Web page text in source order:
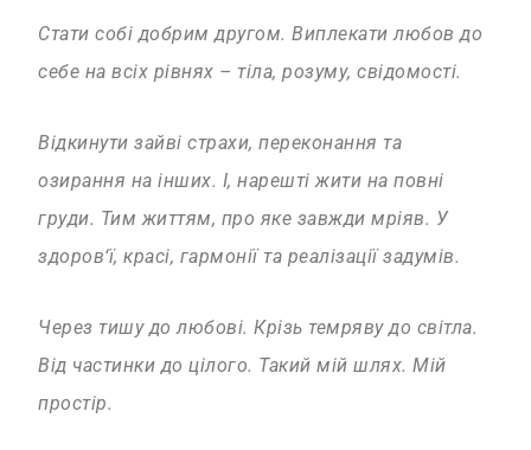
Стати собі добрим другом.Виплекати любов до
себе на всіх рівнях – тіла, розуму, свідомості.
Відкинути зайві страхи, переконання та
озирання на інших. І, нарешті жити на повні
груди. Тим життям, про яке завжди мріяв. У
здоров‘ї, красі, гармонії та реалізації задумів.
Через тишу до любові.Крізь темряву до світла.
Від частинки до цілого. Такий мій шлях. Мій
простір.